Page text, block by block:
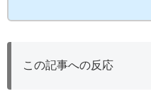
この記事への反応